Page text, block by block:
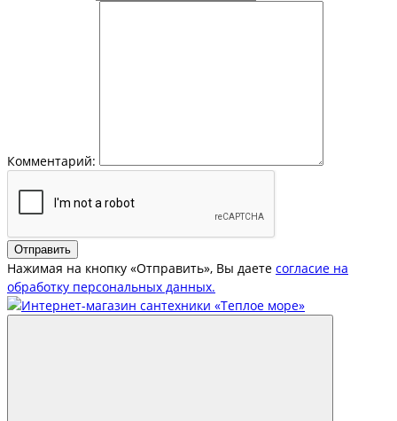
Комментарий:
Отправить
Нажимая на кнопку «Отправить», Вы даете согласие на
обработку персональных данных.